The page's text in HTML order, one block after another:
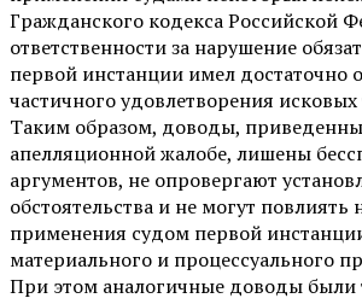
Гражданского кодекса Российской
ответственности за нарушение
первой инстанции имел достаточно
частичного удовлетворения
Таким образом, доводы,
апелляционной жалобе, лишены
аргументов, не опровергают
обстоятельства и не могут повлиять
применения судом первой
материального и процессуального
При этом аналогичные доводы были